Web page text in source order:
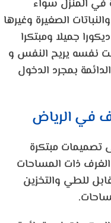
في المنزل سواء
الصغيرة وغيرها
جميلا ومبتكرا
نفسه يريح النفس و
بمجرد الدخول
في الرياض
تصميمات مبتكرة
ذات المساحات
للطي والتخزين